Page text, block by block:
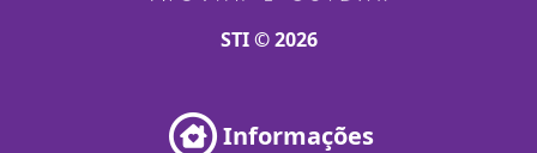
STI © 2026
Informações